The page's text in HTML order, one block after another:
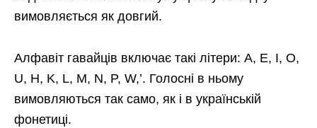
вимовляється як довгий.
Алфавіт гавайців включає такі літери: A, E, I, O,
U, H, K, L, M, N, P, W,’. Голосні в ньому
вимовляються так само, як і в українській
фонетиці.